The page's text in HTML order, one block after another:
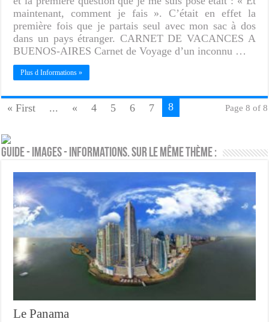
maintenant, comment je fais ». C’était en effet la
première fois que je partais seul avec mon sac à dos
dans un pays étranger. CARNET DE VACANCES A
BUENOS-AIRES Carnet de Voyage d’un inconnu …
Plus d Informations »
Page 8 of 8
« First ... « 4 5 6 7 8
Guide - Images - Informations. Sur le même thème :
Le Panama